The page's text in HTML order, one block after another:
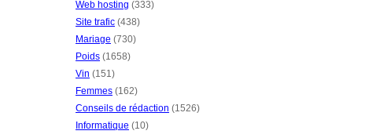
Web hosting (333)
Site trafic (438)
Mariage (730)
Poids (1658)
Vin (151)
Femmes (162)
Conseils de rédaction (1526)
Informatique (10)